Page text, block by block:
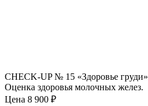
CHECK-UP № 15 «Здоровье груди»
Оценка здоровья молочных желез.
Цена 8 900 ₽